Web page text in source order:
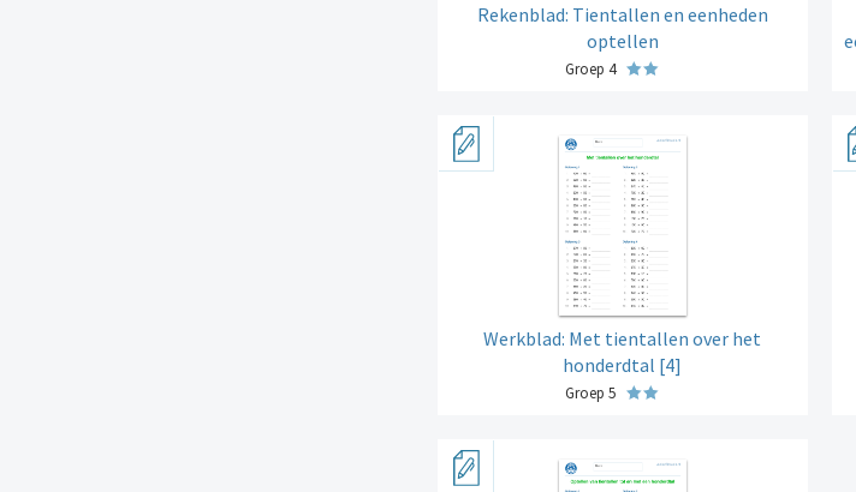
Rekenblad: Tientallen en eenheden
optellen
Groep 4
Werkblad: Met tientallen over het
honderdtal [4]
Groep 5